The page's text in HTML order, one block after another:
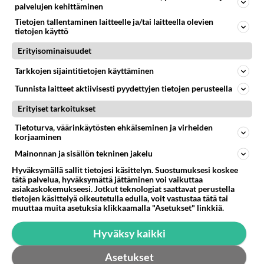
Kaksi ämpärillistä mustikoita poimin. Enemmänkin olisi
Mukana oli myös laatikko nauloja varten, mutta en
löytänyt. Voisiko joku opastaa minne kannattaa
mennä, muuten vajaprojekti kusee?
Lue lisää
Naulat maassa!
Äänestä Kommentoi
Kommentoi aloitusta...
Takaisin ylös
PÄIVÄ KUUKAUSI
palvelujen kehittäminen
Tietojen tallentaminen laitteelle ja/tai laitteella olevien
tietojen käyttö
Erityisominaisuudet
Tarkkojen sijaintitietojen käyttäminen
Tunnista laitteet aktiivisesti pyydettyjen tietojen perusteella
Erityiset tarkoitukset
Tietoturva, väärinkäytösten ehkäiseminen ja virheiden
korjaaminen
Mainonnan ja sisällön tekninen jakelu
Hyväksymällä sallit tietojesi käsittelyn. Suostumuksesi koskee
tätä palvelua, hyväksymättä jättäminen voi vaikuttaa
asiakaskokemukseesi. Jotkut teknologiat saattavat perustella
tietojen käsittelyä oikeutetulla edulla, voit vastustaa tätä tai
muuttaa muita asetuksia klikkaamalla "Asetukset" linkkiä.
Hyväksy kaikki
Asetukset